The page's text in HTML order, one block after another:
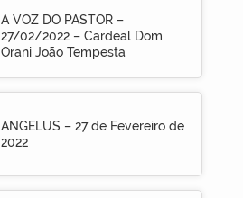
A VOZ DO PASTOR –
27/02/2022 – Cardeal Dom
Orani João Tempesta
ANGELUS – 27 de Fevereiro de
2022